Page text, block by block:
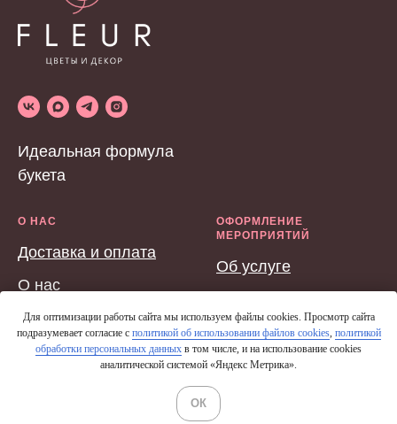
Мы в мессенджерах
Идеальная формула
букета
О НАС
Доставка и оплата
О нас
ОФОРМЛЕНИЕ
МЕРОПРИЯТИЙ
Об услуге
Разработка и продвижение сайта
Для оптимизации работы сайта мы используем файлы cookies. Просмотр сайта
подразумевает согласие с политикой об использовании файлов cookies, политикой
обработки персональных данных в том числе, и на использование cookies
аналитической системой «Яндекс Метрика».
ОК